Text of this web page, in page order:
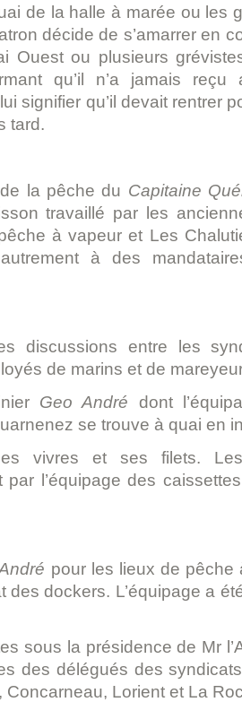
de la halle à marée ou les
décide de s’amarrer en
Ouest ou plusieurs
qu’il n’a jamais
signifier qu’il devait rentrer
tard.
la pêche du Capitaine
travaillé par les
à vapeur et Les
à des
discussions entre les
de marins et de
Geo André dont
se trouve à quai en
vivres et ses filets.
par l’équipage des
pour les lieux de
des dockers. L’équipage a
sous la présidence de Mr
des délégués des
Concarneau, Lorient et La